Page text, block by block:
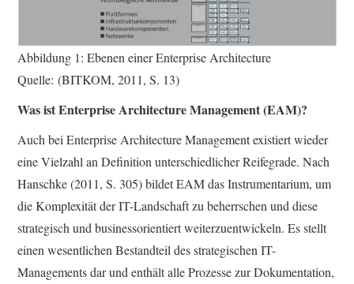
Abbildung 1: Ebenen einer Enterprise Architecture
Quelle: (BITKOM, 2011, S. 13)
Was ist Enterprise Architecture Management (EAM)?
Auch bei Enterprise Architecture Management existiert wieder
eine Vielzahl an Definition unterschiedlicher Reifegrade. Nach
Hanschke (2011, S. 305) bildet EAM das Instrumentarium, um
die Komplexität der IT-Landschaft zu beherrschen und diese
strategisch und businessorientiert weiterzuentwickeln. Es stellt
einen wesentlichen Bestandteil des strategischen IT-
Managements dar und enthält alle Prozesse zur Dokumentation,